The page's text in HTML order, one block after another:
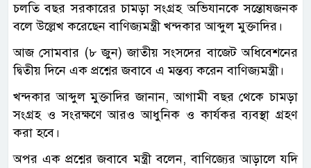
চলতি বছর সরকারের চামড়া সংগ্রহ অভিযানকে সন্তোষজনক
বলে উল্লেখ করেছেন বাণিজ্যমন্ত্রী খন্দকার আব্দুল মুক্তাদির।
আজ সোমবার (৮ জুন) জাতীয় সংসদের বাজেট অধিবেশনের
দ্বিতীয় দি‌নে এক প্রশ্নের জবা‌বে এ মন্তব্য করেন বাণিজ্যমন্ত্রী।
খন্দকার আব্দুল মুক্তাদির জানান, আগামী বছর থেকে চামড়া
সংগ্রহ ও সংরক্ষণে আরও আধুনিক ও কার্যকর ব্যবস্থা গ্রহণ
করা হবে।
অপর এক প্রশ্নের জবা‌বে মন্ত্রী বলেন, বাণিজ্যের আড়ালে যদি